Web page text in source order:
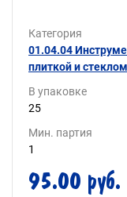
Категория
01.04.04
плиткой и стеклом
В упаковке
25
Мин. партия
1
95.00 руб.